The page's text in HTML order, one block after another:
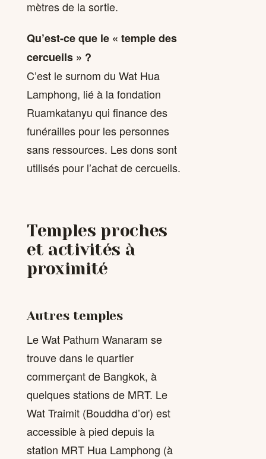
mètres de la sortie.
Qu’est-ce que le « temple des
cercueils » ?
C’est le surnom du Wat Hua
Lamphong, lié à la fondation
Ruamkatanyu qui finance des
funérailles pour les personnes
sans ressources. Les dons sont
utilisés pour l’achat de cercueils.
Temples proches
et activités à
proximité
Autres temples
Le Wat Pathum Wanaram se
trouve dans le quartier
commerçant de Bangkok, à
quelques stations de MRT. Le
Wat Traimit (Bouddha d’or) est
accessible à pied depuis la
station MRT Hua Lamphong (à